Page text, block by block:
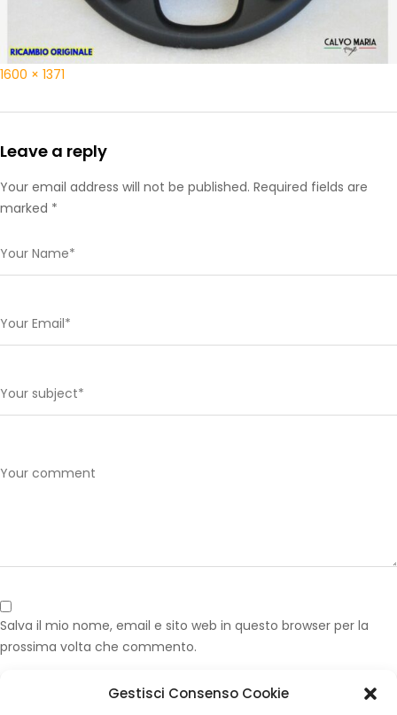
Gestisci Consenso Cookie
1600 × 1371
Leave a reply
Your email address will not be published. Required fields are
marked *
Salva il mio nome, email e sito web in questo browser per la
prossima volta che commento.